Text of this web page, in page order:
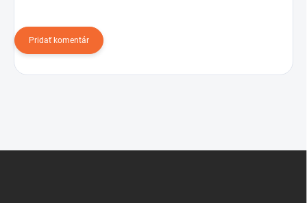
Pridať komentár